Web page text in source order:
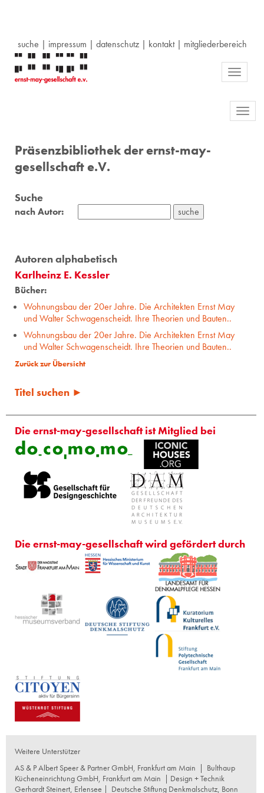
suche | impressum | datenschutz| kontakt| mitgliederbereich
Toggle
Präsenzbibliothek der ernst-may-
gesellschaft e.V.
Suche
nach Autor:
Autoren alphabetisch
Karlheinz E. Kessler
Bücher:
Wohnungsbau der 20er Jahre. Die Architekten Ernst May
und Walter Schwagenscheidt. Ihre Theorien und Bauten..
Wohnungsbau der 20er Jahre. Die Architekten Ernst May
und Walter Schwagenscheidt. Ihre Theorien und Bauten..
Zurück zur Übersicht
Titel suchen ►
Die ernst-may-gesellschaft ist Mitglied bei
Die ernst-may-gesellschaft wird gefördert durch
Weitere Unterstützer
AS & P Albert Speer & Partner GmbH, Frankfurt am Main | Bulthaup
Kücheneinrichtung GmbH, Frankfurt am Main | Design + Technik
Gerhardt Steinert, Erlensee | Deutsche Stiftung Denkmalschutz, Bonn